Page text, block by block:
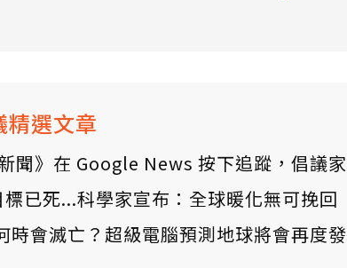
精選文章
聞》在 Google News 按下追蹤，倡議
標已死...科學家宣布：全球暖化無可挽回
時會滅亡？超級電腦預測地球將會再度發